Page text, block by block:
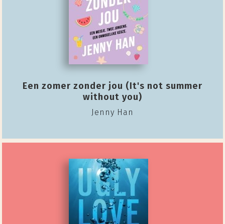
Een zomer zonder jou (It's not summer
without you)
Jenny Han